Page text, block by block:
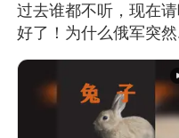
过去谁都不听，现在
好了！为什么俄军突然